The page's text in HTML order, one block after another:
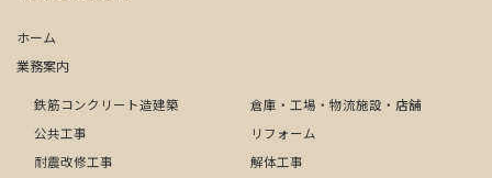
ホーム
業務案内
鉄筋コンクリート造建築
倉庫・工場・物流施設・店舗
公共工事
リフォーム
耐震改修工事
解体工事